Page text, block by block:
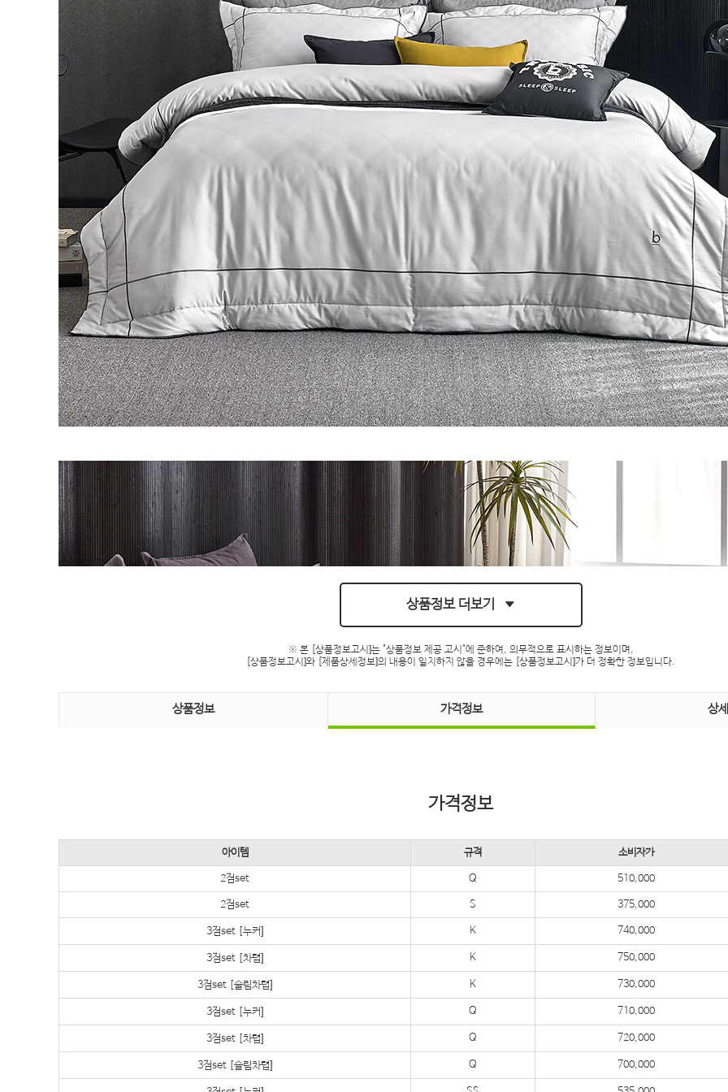
- 현재 보고 있는 페이지를 공유합니다.
페이스북 트위터 밴드
상품정보 더보기
※ 본 [상품정보고시]는 "상품정보 제공 고시"에 준하여, 의무적으로 표시하는 정보이며,
[상품정보고시]와 [제품상세정보]의 내용이 일치하지 않을 경우에는 [상품정보고시]가 더 정확한 정보입니다.
상품정보 가격정보 상
가격정보
아이템 규격 소비자가
2점set Q 510,000
2점set S 375,000
3점set [누커] K 740,000
3점set [차렵] K 750,000
3점set [슬림차렵] K 730,000
3점set [누커] Q 710,000
3점set [차렵] Q 720,000
3점set [슬림차렵] Q 700,000